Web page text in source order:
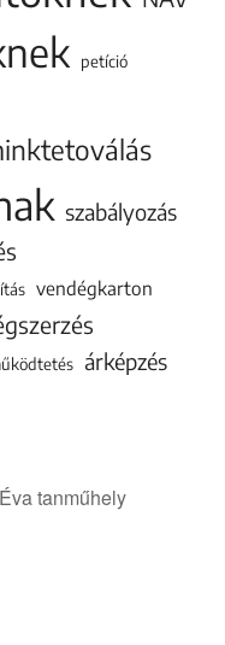
petíció
szabályozás
vendégkarton
árképzés